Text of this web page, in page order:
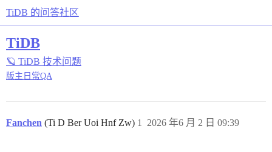
TiDB 的问答社区
TiDB
🪐 TiDB 技术问题
版主日常QA
Fanchen (Ti D Ber Uoi Hnf Zw) 2026 年6 月 2 日 09:39
1